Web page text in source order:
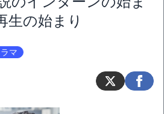
生の始まり
ラマ